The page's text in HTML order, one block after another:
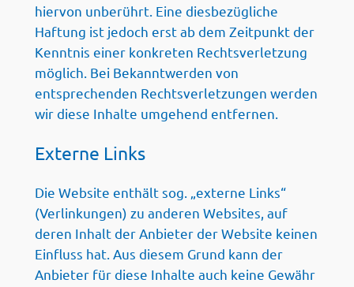
hiervon unberührt. Eine diesbezügliche
Haftung ist jedoch erst ab dem Zeitpunkt der
Kenntnis einer konkreten Rechtsverletzung
möglich. Bei Bekanntwerden von
entsprechenden Rechtsverletzungen werden
wir diese Inhalte umgehend entfernen.
Externe Links
Die Website enthält sog. „externe Links“
(Verlinkungen) zu anderen Websites, auf
deren Inhalt der Anbieter der Website keinen
Einfluss hat. Aus diesem Grund kann der
Anbieter für diese Inhalte auch keine Gewähr